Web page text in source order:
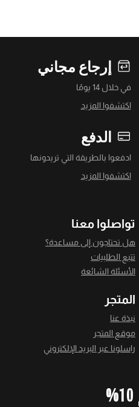
إرجاع مجاني
في خلال 14 يومًا
اكتشفوا المزيد
الدفع
ادفعوا بالطريقة التي تريدونها
اكتشفوا المزيد
تواصلوا معنا
هل تحتاجون إلى مساعدة؟
تتبع الطلبيات
الأسئلة الشائعة
المتجر
نبذة عنا
موقع المتجر
راسلونا عبر البريد الإلكتروني